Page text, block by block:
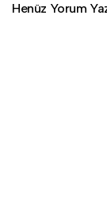
Henüz Yorum